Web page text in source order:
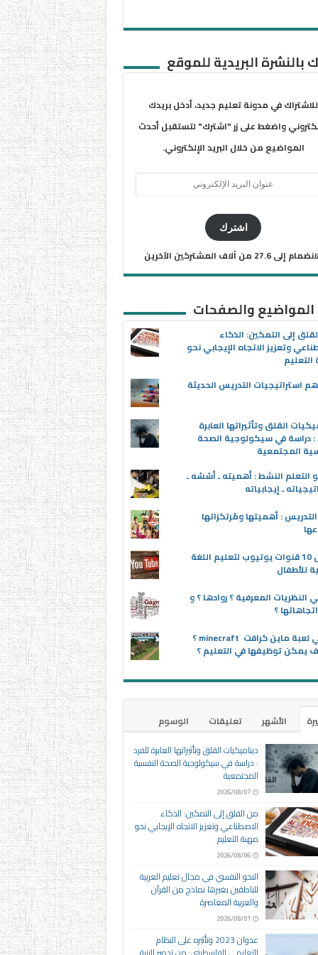
بالنشرة البريدية للموقع
للاشتراك في مدونة تعليم جديد، أدخل بريدك
واضغط على زر "اشترك" لتستقبل أحدث
المواضيع من خلال البريد الإلكتروني.
اشترك
إلى 27.6 من آلاف المشتركين الآخرين
المواضيع والصفحات
إلى التمكين: الذكاء
وتعزيز الاتجاه الإيجابي نحو
استراتيجيات التدريس الحديثة
القلق وتأثيراتها العابرة
: دراسة في سيكولوجية الصحة
المجتمعية
التعلم النشط : أهميته ـ أسُسُه ـ
ـ إيجابياته
: أهميتها ومُرتكزاتها
أفضل 10 قنوات يوتيوب لتعليم اللغة
للأطفال
النظريات المعرفية ؟ روادها ؟ و
؟
ماهي لعبة ماين كرافت minecraft ؟
يمكن توظيفها في التعليم ؟
الأشهر تعليقات
الوسوم
ديناميكيات القلق وتأثيراتها العابرة للفرد
: دراسة في سيكولوجية الصحة النفسية
المجتمعية
2026/08/07
من القلق إلى التمكين: الذكاء
الاصطناعي وتعزيز الاتجاه الإيجابي نحو
مهنة التعليم
2026/08/06
النحو النفسي في مجال تعليم العربية
للناطقين بغيرها نماذج من القرآن
والعربية المعاصرة
2026/08/01
عدوان 2023 وتأثيره على النظام